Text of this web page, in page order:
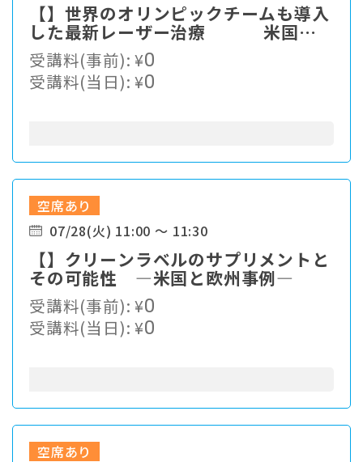
【】世界のオリンピックチームも導入
した最新レーザー治療 米国メ
ジャーリーグ２５球団が使う理由とは
受講料(事前):¥0
受講料(当日):¥0
空席あり
07/28(火) 11:00 ～ 11:30
【】クリーンラベルのサプリメントと
その可能性 ―米国と欧州事例―
受講料(事前):¥0
受講料(当日):¥0
空席あり